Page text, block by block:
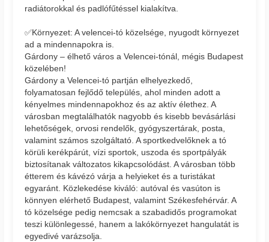
radiátorokkal és padlófűtéssel kialakítva.
✅Környezet: A velencei-tó közelsége, nyugodt környezet
ad a mindennapokra is.
Gárdony – élhető város a Velencei-tónál, mégis Budapest
közelében!
Gárdony a Velencei-tó partján elhelyezkedő,
folyamatosan fejlődő település, ahol minden adott a
kényelmes mindennapokhoz és az aktív élethez. A
városban megtalálhatók nagyobb és kisebb bevásárlási
lehetőségek, orvosi rendelők, gyógyszertárak, posta,
valamint számos szolgáltató. A sportkedvelőknek a tó
körüli kerékpárút, vízi sportok, uszoda és sportpályák
biztosítanak változatos kikapcsolódást. A városban több
étterem és kávézó várja a helyieket és a turistákat
egyaránt. Közlekedése kiváló: autóval és vasúton is
könnyen elérhető Budapest, valamint Székesfehérvár. A
tó közelsége pedig nemcsak a szabadidős programokat
teszi különlegessé, hanem a lakókörnyezet hangulatát is
egyedivé varázsolja.